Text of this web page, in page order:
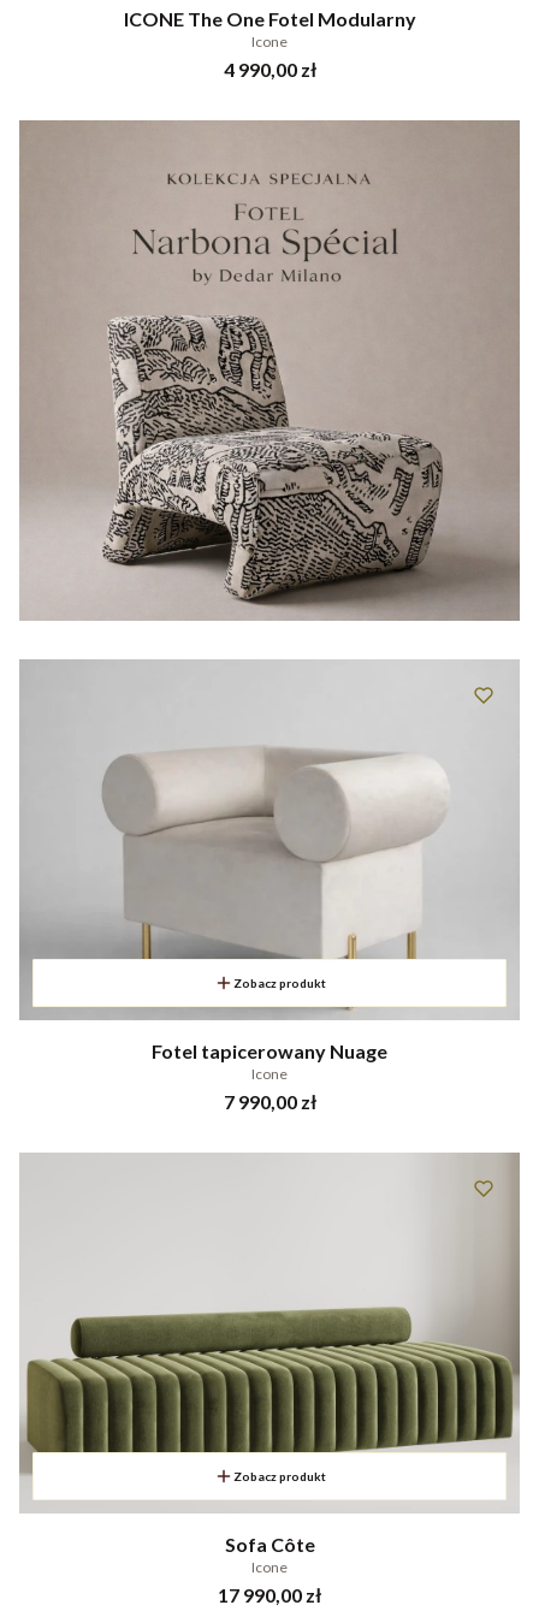
ICONE The One Fotel Modularny
Icone
Cena
4 990,00 zł
Zobacz produkt
Fotel tapicerowany Nuage
Icone
Cena
7 990,00 zł
Zobacz produkt
Sofa Côte
Icone
Cena
17 990,00 zł